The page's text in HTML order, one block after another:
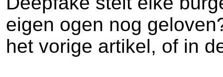
eigen ogen nog
het vorige artikel, of in